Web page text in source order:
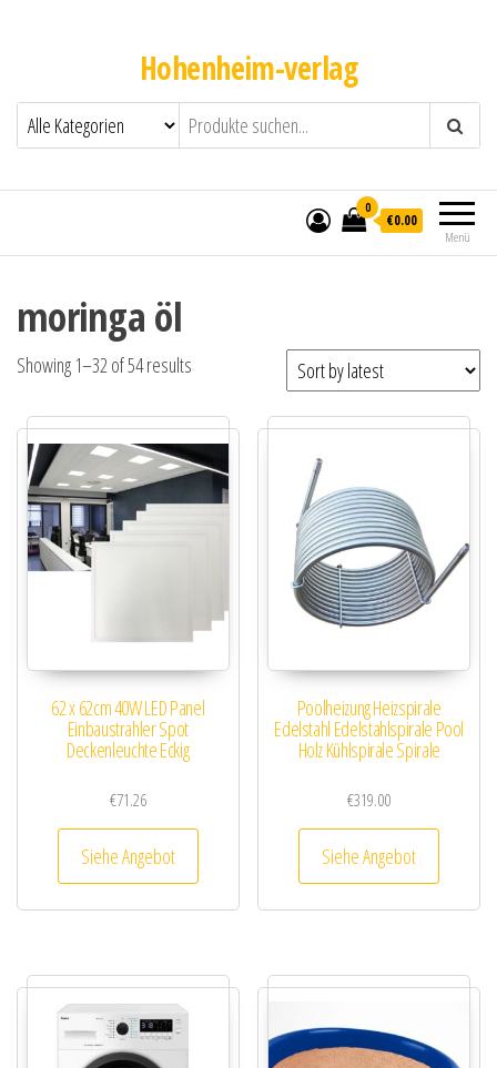
Hohenheim-verlag
Menü
0
€0.00
moringa öl
Showing 1–32 of 54 results
62 x 62cm 40W LED Panel
Einbaustrahler Spot
Deckenleuchte Eckig
€71.26
Siehe Angebot
Poolheizung Heizspirale
Edelstahl Edelstahlspirale Pool
Holz Kühlspirale Spirale
€319.00
Siehe Angebot